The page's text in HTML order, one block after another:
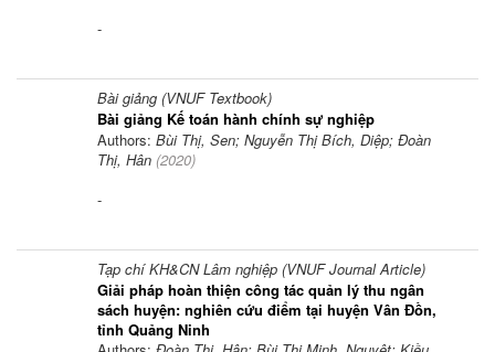
-
Bài giảng (VNUF Textbook)
Bài giảng Kế toán hành chính sự nghiệp
Authors: Bùi Thị, Sen; Nguyễn Thị Bích, Diệp; Đoàn
Thị, Hân (2020)
-
Tạp chí KH&CN Lâm nghiệp (VNUF Journal Article)
Giải pháp hoàn thiện công tác quản lý thu ngân
sách huyện: nghiên cứu điểm tại huyện Vân Đồn,
tỉnh Quảng Ninh